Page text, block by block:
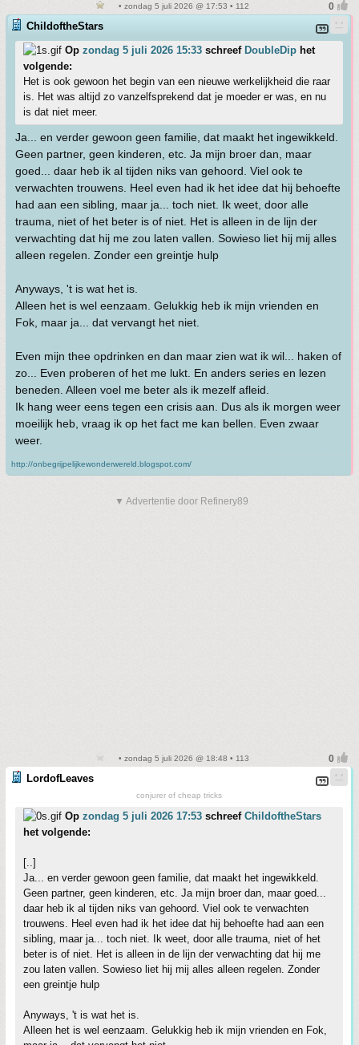
• zondag 5 juli 2026 @ 17:53 • 112
ChildoftheStars
Op zondag 5 juli 2026 15:33 schreef DoubleDip het
volgende:
Het is ook gewoon het begin van een nieuwe werkelijkheid die raar
is. Het was altijd zo vanzelfsprekend dat je moeder er was, en nu
is dat niet meer.
Ja... en verder gewoon geen familie, dat maakt het ingewikkeld.
Geen partner, geen kinderen, etc. Ja mijn broer dan, maar
goed... daar heb ik al tijden niks van gehoord. Viel ook te
verwachten trouwens. Heel even had ik het idee dat hij behoefte
had aan een sibling, maar ja... toch niet. Ik weet, door alle
trauma, niet of het beter is of niet. Het is alleen in de lijn der
verwachting dat hij me zou laten vallen. Sowieso liet hij mij alles
alleen regelen. Zonder een greintje hulp
Anyways, 't is wat het is.
Alleen het is wel eenzaam. Gelukkig heb ik mijn vrienden en
Fok, maar ja... dat vervangt het niet.
Even mijn thee opdrinken en dan maar zien wat ik wil... haken of
zo... Even proberen of het me lukt. En anders series en lezen
beneden. Alleen voel me beter als ik mezelf afleid.
Ik hang weer eens tegen een crisis aan. Dus als ik morgen weer
moeilijk heb, vraag ik op het fact me kan bellen. Even zwaar
weer.
http://onbegrijpelijkewonderwereld.blogspot.com/
▼ Advertentie door Refinery89
• zondag 5 juli 2026 @ 18:48 • 113
LordofLeaves
conjurer of cheap tricks
Op zondag 5 juli 2026 17:53 schreef ChildoftheStars
het volgende:
[..]
Ja... en verder gewoon geen familie, dat maakt het ingewikkeld.
Geen partner, geen kinderen, etc. Ja mijn broer dan, maar goed...
daar heb ik al tijden niks van gehoord. Viel ook te verwachten
trouwens. Heel even had ik het idee dat hij behoefte had aan een
sibling, maar ja... toch niet. Ik weet, door alle trauma, niet of het
beter is of niet. Het is alleen in de lijn der verwachting dat hij me
zou laten vallen. Sowieso liet hij mij alles alleen regelen. Zonder
een greintje hulp
Anyways, 't is wat het is.
Alleen het is wel eenzaam. Gelukkig heb ik mijn vrienden en Fok,